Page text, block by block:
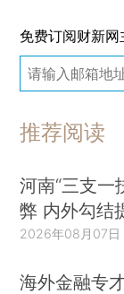
免费订阅财新
推荐阅读
河南“三支一
弊 内外勾结
2026年08月07日
海外金融专